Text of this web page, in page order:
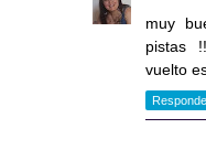
muy
pistas
vuelto